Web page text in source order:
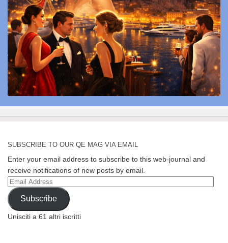
SUBSCRIBE TO OUR QE MAG VIA EMAIL
Enter your email address to subscribe to this web-journal and
receive notifications of new posts by email.
Email
Address
Subscribe
Unisciti a 61 altri iscritti